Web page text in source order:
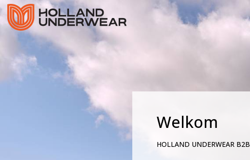
Welkom
HOLLAND UNDERWEAR B2B